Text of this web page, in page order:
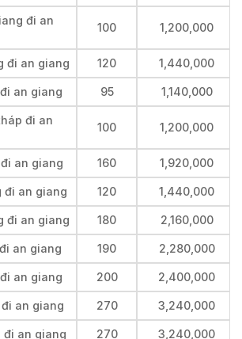
đi an
100 1,200,000
đi an giang 120 1,440,000
an giang 95 1,140,000
đi an
100 1,200,000
an giang 160 1,920,000
đi an giang 120 1,440,000
đi an giang 180 2,160,000
an giang 190 2,280,000
an giang 200 2,400,000
an giang 270 3,240,000
đi an giang 270 3,240,000